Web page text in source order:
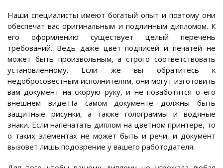
Наши специалисты имеют богатый опыт и поэтому они
обеспечат вас оригинальным и подлинным дипломом. К
его оформлению существует целый перечень
требований. Ведь даже цвет подписей и печатей не
может быть произвольным, а строго соответствовать
установленному. Если же вы обратитесь к
недобросовестным исполнителям, они могут изготовить
вам документ на скорую руку, и не позаботятся о его
внешнем виде.На самом документе должны быть
защитные рисунки, а также голограммы и водяные
знаки. Если напечатать диплом на цветном принтере, то
о таких элементах не может быть и речи, и документ
вызовет лишь подозрение у вашего работодателя.